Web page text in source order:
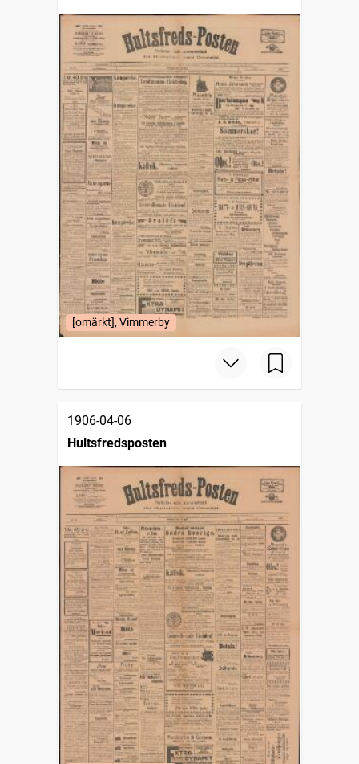
[omärkt], Vimmerby
1906-04-06
Hultsfredsposten